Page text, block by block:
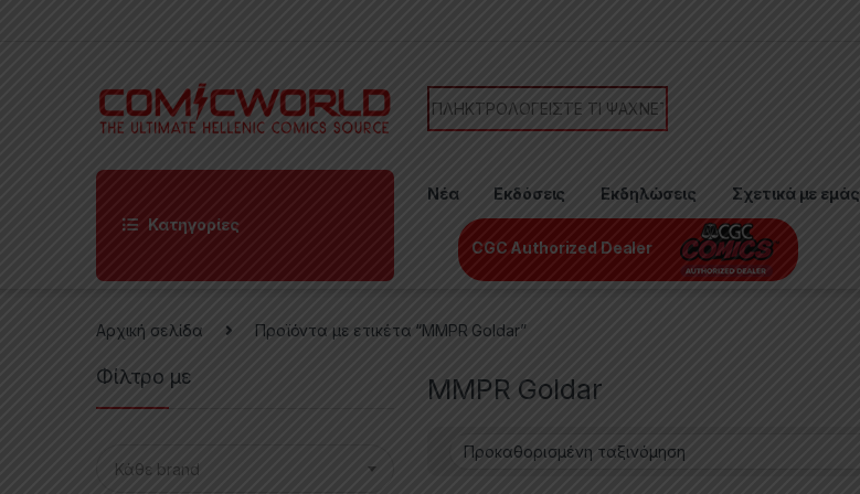
Κατηγορίες
Νέα Εκδόσεις Εκδηλώσεις Σχετικά με εμάς
CGC Authorized Dealer
Αρχική σελίδα Προϊόντα με ετικέτα “MMPR Goldar”
MMPR Goldar
Φίλτρο με
Κάθε brand